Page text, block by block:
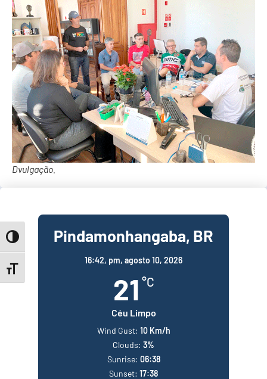
Toggle High Contrast
Toggle Font size
Dvulgação.
Pindamonhangaba, BR
16:42, pm, agosto 10, 2026
21 °C
Céu Limpo
Wind Gust: 10 Km/h
Clouds: 3%
Sunrise: 06:38
Sunset: 17:38